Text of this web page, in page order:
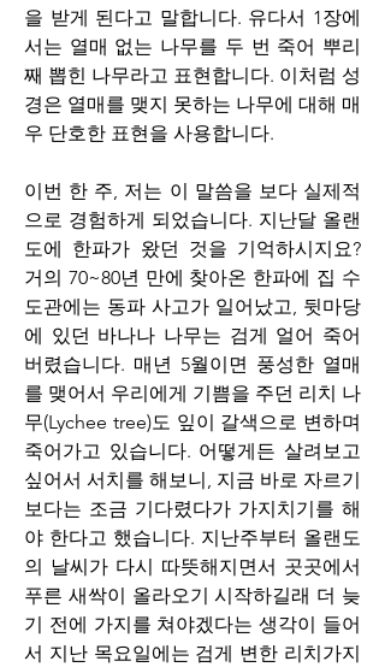
을 받게 된다고 말합니다. 유다서 1장에
서는 열매 없는 나무를 두 번 죽어 뿌리
째 뽑힌 나무라고 표현합니다. 이처럼 성
경은 열매를 맺지 못하는 나무에 대해 매
우 단호한 표현을 사용합니다.
이번 한 주, 저는 이 말씀을 보다 실제적
으로 경험하게 되었습니다. 지난달 올랜
도에 한파가 왔던 것을 기억하시지요?
거의 70~80년 만에 찾아온 한파에 집 수
도관에는 동파 사고가 일어났고, 뒷마당
에 있던 바나나 나무는 검게 얼어 죽어
버렸습니다. 매년 5월이면 풍성한 열매
를 맺어서 우리에게 기쁨을 주던 리치 나
무(Lychee tree)도 잎이 갈색으로 변하며
죽어가고 있습니다. 어떻게든 살려보고
싶어서 서치를 해보니, 지금 바로 자르기
보다는 조금 기다렸다가 가지치기를 해
야 한다고 했습니다. 지난주부터 올랜도
의 날씨가 다시 따뜻해지면서 곳곳에서
푸른 새싹이 올라오기 시작하길래 더 늦
기 전에 가지를 쳐야겠다는 생각이 들어
서 지난 목요일에는 검게 변한 리치가지